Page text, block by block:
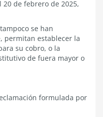
de febrero de 2025,
se han
permitan establecer la
su cobro, o la
de fuera mayor o
formulada por